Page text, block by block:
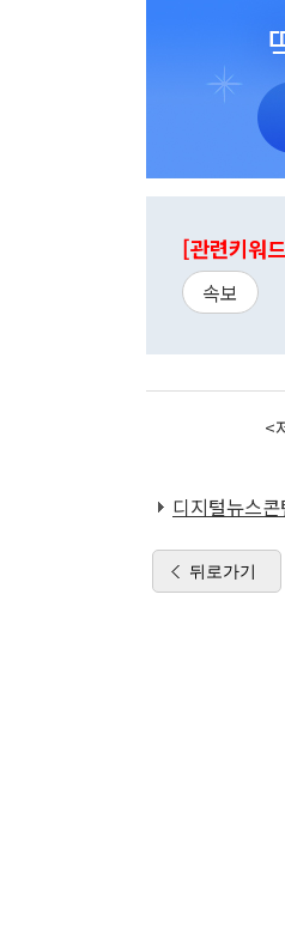
[관련키워
속보
<
디지털뉴스
뒤로가기